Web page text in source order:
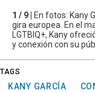
1 / 9 |
En fotos: Kany
gira europea. En el
LGTBIQ+, Kany
y conexión con su
TAGS
KANY GARCÍA